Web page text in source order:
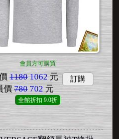
會員方可購買
11801062元
價 780702元
訂購
全館折扣 9.0折